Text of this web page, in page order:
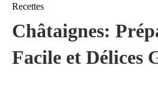
Recettes
Châtaignes:
Facile et Délices